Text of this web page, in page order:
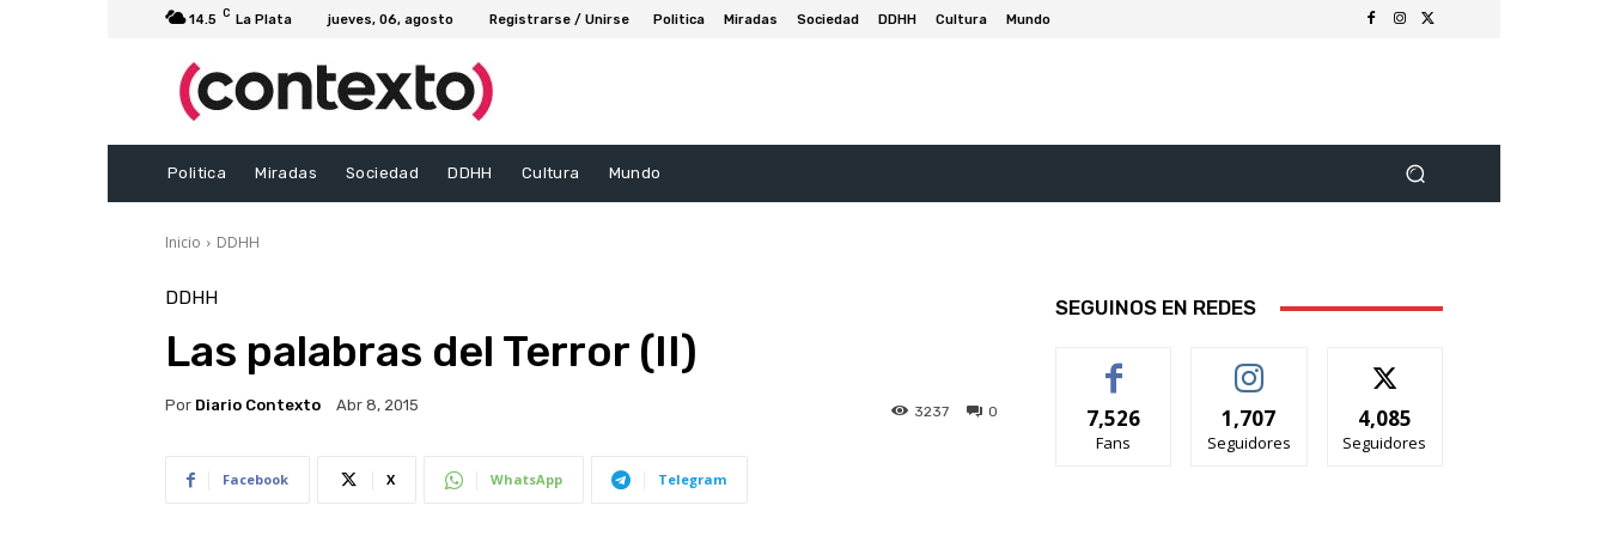
14.5 C La Plata jueves, 06, agosto Registrarse / Unirse Politica Miradas Sociedad DDHH Cultura Mundo
Politica Miradas Sociedad DDHH Cultura Mundo
Inicio DDHH
DDHH
Las palabras del Terror (II)
Por Diario Contexto Abr 8, 2015 0
3237
Facebook X WhatsApp Telegram
SEGUINOS EN REDES
7,526
Fans
1,707
Seguidores
4,085
Seguidores